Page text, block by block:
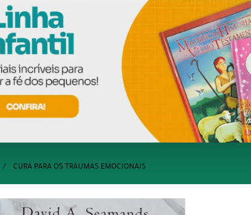
CURA PARA OS TRAUMAS EMOCIONAIS